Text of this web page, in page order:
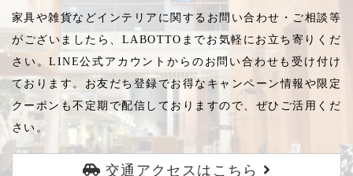
家具や雑貨などインテリアに関するお問い合わせ・ご相談等
がございましたら、LABOTTOまでお気軽にお立ち寄りくだ
さい。LINE公式アカウントからのお問い合わせも受け付け
ております。お友だち登録でお得なキャンペーン情報や限定
クーポンも不定期で配信しておりますので、ぜひご活用くだ
さい。
交通アクセスはこちら